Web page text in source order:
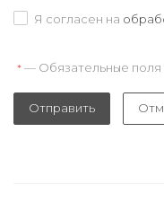
Я согласен на
* — Обязательные поля
Отправить